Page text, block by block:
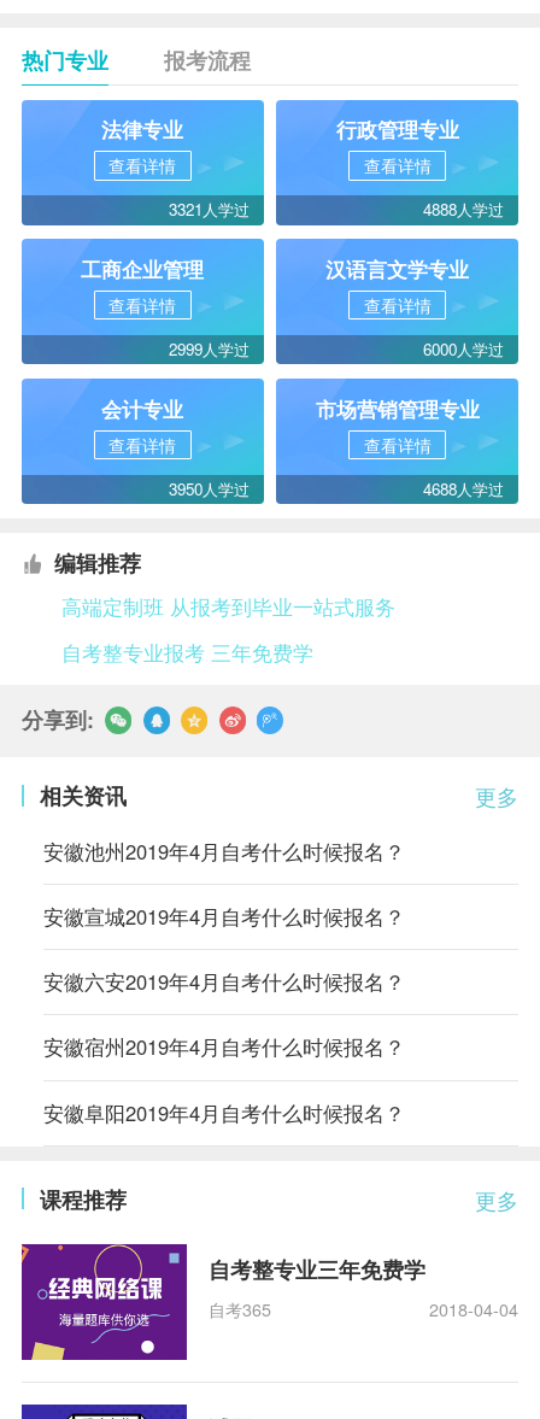
热门专业 报考流程
法律专业
查看详情
3321人学过
行政管理专业
查看详情
4888人学过
工商企业管理
查看详情
2999人学过
汉语言文学专业
查看详情
6000人学过
会计专业
查看详情
3950人学过
市场营销管理专业
查看详情
4688人学过
编辑推荐
高端定制班 从报考到毕业一站式服务
自考整专业报考 三年免费学
分享到:
更多
相关资讯
安徽池州2019年4月自考什么时候报名？
安徽宣城2019年4月自考什么时候报名？
安徽六安2019年4月自考什么时候报名？
安徽宿州2019年4月自考什么时候报名？
安徽阜阳2019年4月自考什么时候报名？
更多
课程推荐
自考整专业三年免费学
自考365 2018-04-04